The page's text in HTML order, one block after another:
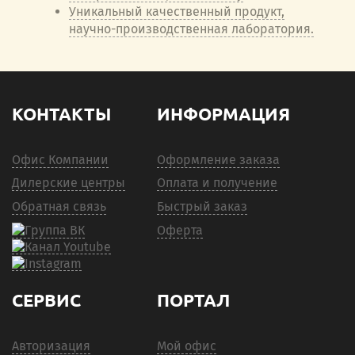
Уникальный качественный продукт,
научно-производственная лаборатория.
КОНТАКТЫ
Офис Компании
Дилерские центры
Обратная связь
ИНФОРМАЦИЯ
Оформление заказа
Оплата и получение
Быстрый заказ
Оферта
СЕРВИС
Авторизация
ПОРТАЛ
Мой офис